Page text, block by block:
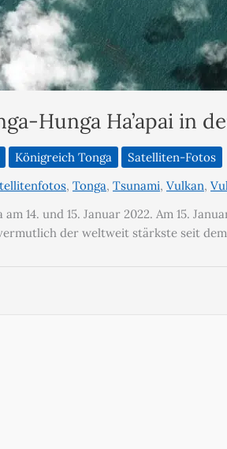
Hunga Ha’apai in
Königreich Tonga
Satelliten-Fotos
, Tonga, Tsunami, Vulkan,
14. und 15. Januar 2022. Am 15.
der weltweit stärkste seit